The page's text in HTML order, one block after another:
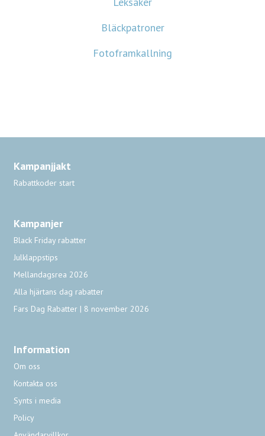
Bläckpatroner
Fotoframkallning
Kampanjjakt
Rabattkoder start
Kampanjer
Black Friday rabatter
Julklappstips
Mellandagsrea 2026
Alla hjärtans dag rabatter
Fars Dag Rabatter | 8 november 2026
Information
Om oss
Kontakta oss
Synts i media
Policy